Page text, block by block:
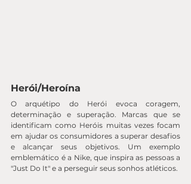
Herói/Heroína
O arquétipo do Herói evoca coragem,
determinação e superação. Marcas que se
identificam como Heróis muitas vezes focam
em ajudar os consumidores a superar desafios
e alcançar seus objetivos. Um exemplo
emblemático é a Nike, que inspira as pessoas a
"Just Do It" e a perseguir seus sonhos atléticos.